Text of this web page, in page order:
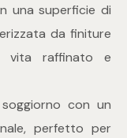
una superficie di
da finiture
vita raffinato e
con un
perfetto per